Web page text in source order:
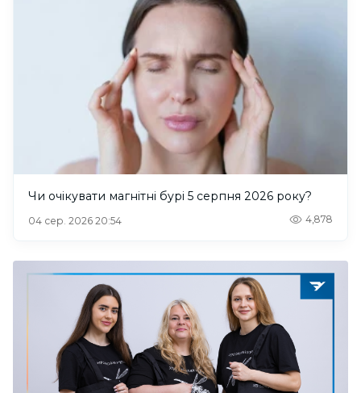
Чи очікувати магнітні бурі 5 серпня 2026 року?
04 сер. 2026 20:54 4,878